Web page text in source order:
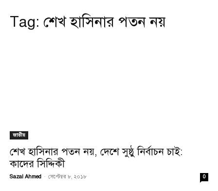
Tag: শেখ হাসিনার পতন নয়
জাতীয়
শেখ হাসিনার পতন নয়, দেশে সুষ্ঠু নির্বাচন চাই:
কাদের সিদ্দিকী
Sazal Ahmed - সেপ্টেম্বর ৮, ২০১৮ 0